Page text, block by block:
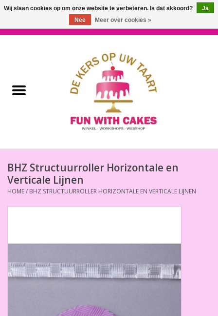
Workshops & Cursussen
Decoreer Gereedschap
Aanbiedingen
BHZ Structuurroller Horizontale en
Verticale Lijnen
HOME/ BHZ STRUCTUURROLLER HORIZONTALE EN VERTICALE LIJNEN
Wij slaan cookies op om onze website te verbeteren. Is dat akkoord?
Ja
Nee
Meer over cookies »